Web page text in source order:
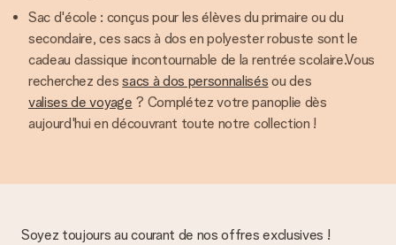
Sac d'école : conçus pour les élèves du primaire ou du
secondaire, ces sacs à dos en polyester robuste sont le
cadeau classique incontournable de la rentrée scolaire.Vous
recherchez dessacs à dos personnalisés ou des
valises de voyage ? Complétez votre panoplie dès
aujourd'hui en découvrant toute notre collection !
Soyez toujours au courant de nos offres exclusives !